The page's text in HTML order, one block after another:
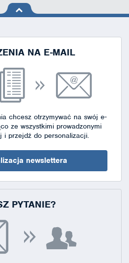
na górę
NA E-MAIL
chcesz otrzymywać na swój e-
ze wszystkimi prowadzonymi
i przejdź do personalizacji.
newslettera
PYTANIE?